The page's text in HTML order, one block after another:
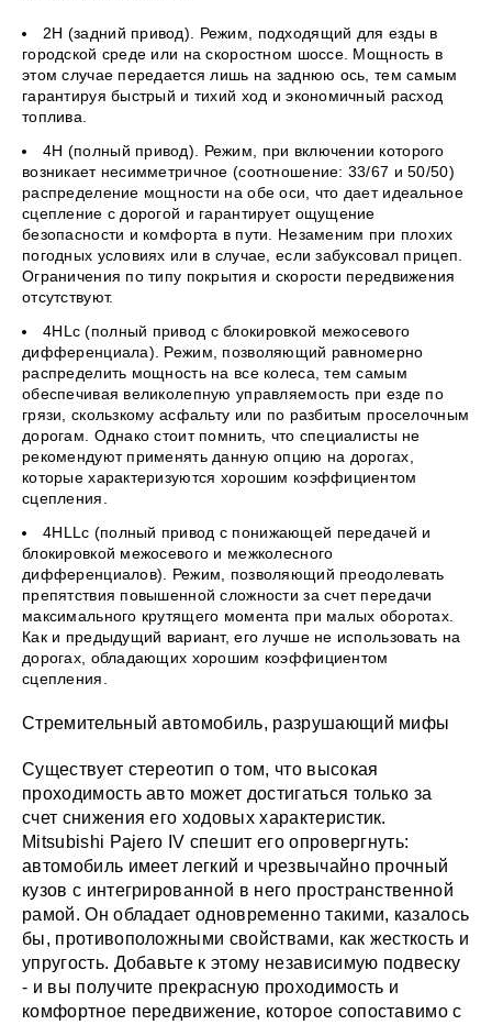
2H (задний привод). Режим, подходящий для езды в
городской среде или на скоростном шоссе. Мощность в
этом случае передается лишь на заднюю ось, тем самым
гарантируя быстрый и тихий ход и экономичный расход
топлива.
4Н (полный привод). Режим, при включении которого
возникает несимметричное (соотношение: 33/67 и 50/50)
распределение мощности на обе оси, что дает идеальное
сцепление с дорогой и гарантирует ощущение
безопасности и комфорта в пути. Незаменим при плохих
погодных условиях или в случае, если забуксовал прицеп.
Ограничения по типу покрытия и скорости передвижения
отсутствуют.
4НLc (полный привод с блокировкой межосевого
дифференциала). Режим, позволяющий равномерно
распределить мощность на все колеса, тем самым
обеспечивая великолепную управляемость при езде по
грязи, скользкому асфальту или по разбитым проселочным
дорогам. Однако стоит помнить, что специалисты не
рекомендуют применять данную опцию на дорогах,
которые характеризуются хорошим коэффициентом
сцепления.
4НLLc (полный привод с понижающей передачей и
блокировкой межосевого и межколесного
дифференциалов). Режим, позволяющий преодолевать
препятствия повышенной сложности за счет передачи
максимального крутящего момента при малых оборотах.
Как и предыдущий вариант, его лучше не использовать на
дорогах, обладающих хорошим коэффициентом
сцепления.
Стремительный автомобиль, разрушающий мифы
Существует стереотип о том, что высокая
проходимость авто может достигаться только за
счет снижения его ходовых характеристик.
Mitsubishi Pajero IV спешит его опровергнуть:
автомобиль имеет легкий и чрезвычайно прочный
кузов с интегрированной в него пространственной
рамой. Он обладает одновременно такими, казалось
бы, противоположными свойствами, как жесткость и
упругость. Добавьте к этому независимую подвеску
- и вы получите прекрасную проходимость и
комфортное передвижение, которое сопоставимо с